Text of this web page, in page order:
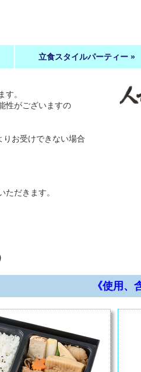
立食スタイルパーティー »
。
性がございますの
お受けできない場合
だきます。
《使用、